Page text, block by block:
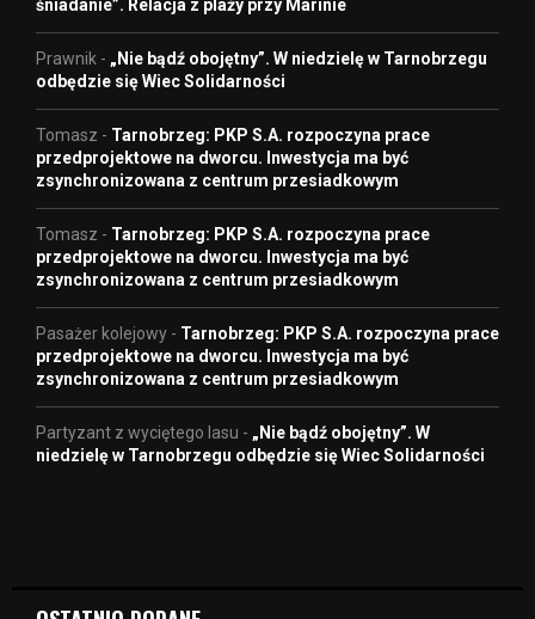
śniadanie”. Relacja z plaży przy Marinie
Prawnik - „Nie bądź obojętny”. W niedzielę w Tarnobrzegu
odbędzie się Wiec Solidarności
Tomasz - Tarnobrzeg: PKP S.A. rozpoczyna prace
przedprojektowe na dworcu. Inwestycja ma być
zsynchronizowana z centrum przesiadkowym
Tomasz - Tarnobrzeg: PKP S.A. rozpoczyna prace
przedprojektowe na dworcu. Inwestycja ma być
zsynchronizowana z centrum przesiadkowym
Pasażer kolejowy - Tarnobrzeg: PKP S.A. rozpoczyna prace
przedprojektowe na dworcu. Inwestycja ma być
zsynchronizowana z centrum przesiadkowym
Partyzant z wyciętego lasu - „Nie bądź obojętny”. W
niedzielę w Tarnobrzegu odbędzie się Wiec Solidarności